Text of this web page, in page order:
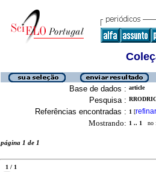
Base de dados : article
Pesquisa :
Referências encontradas : 1 [refinar
Mostrando: 1 .. 1 no
página 1 de 1
1 / 1